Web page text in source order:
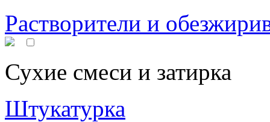
Растворители и
Сухие смеси и затирка
Штукатурка